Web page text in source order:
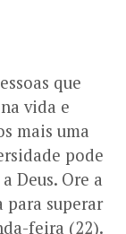
que
vida e
mais uma
pode
Deus. Ore a
para superar
feira (22).